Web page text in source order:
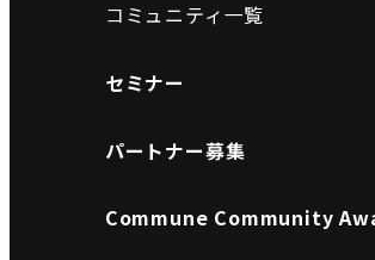
コミュニティ一覧
セミナー
パートナー募集
Commune Community